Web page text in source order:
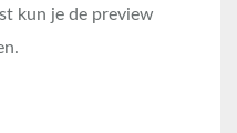
kun je de preview